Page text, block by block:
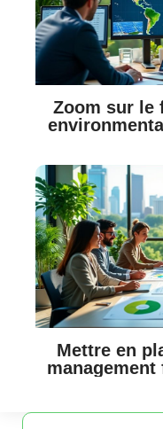
Zoom sur le
Mettre en